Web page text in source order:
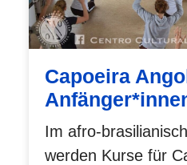
Capoeira
Im afro-
werden Kurse für